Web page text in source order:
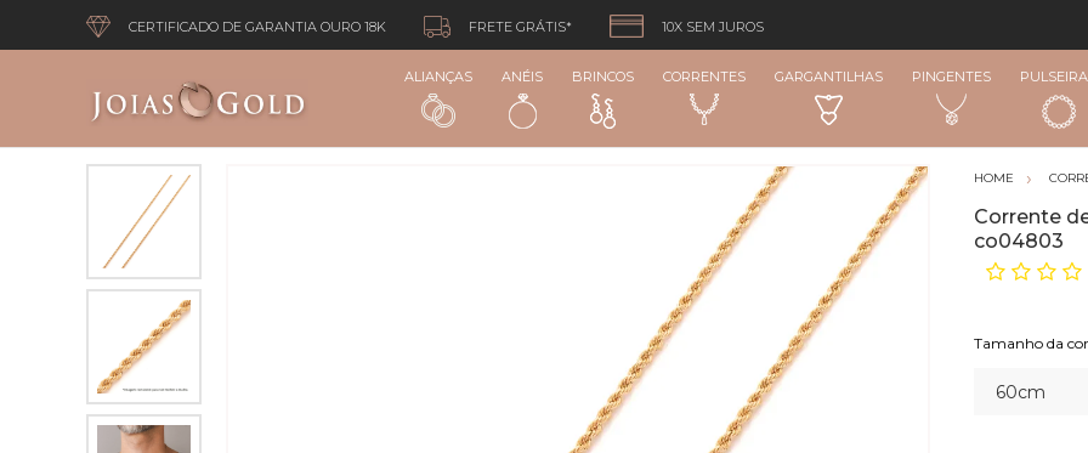
CERTIFICADO DE GARANTIA OURO 18K FRETE GRÁTIS* 10X SEM JUROS
ALIANÇAS ANÉIS BRINCOS CORRENTES GARGANTILHAS PINGENTES
Corrente
co04803
Tamanho da